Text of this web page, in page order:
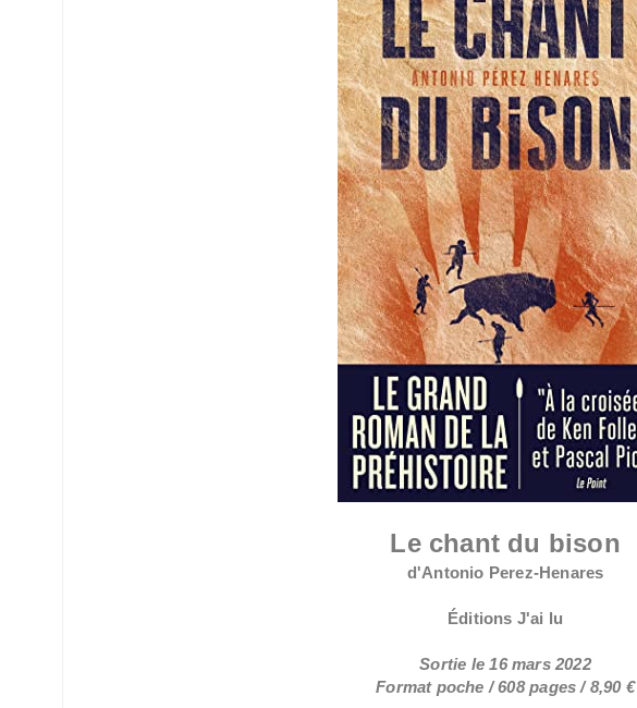
Le chant du bison
d'Antonio Perez-Henares
Éditions J'ai lu
Sortie le 16 mars 2022
Format poche / 608 pages / 8,90 €